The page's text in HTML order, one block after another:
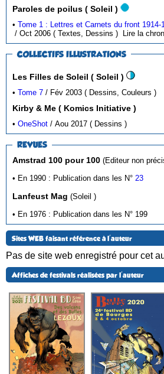
Paroles de poilus ( Soleil )
•Tome 1 : Lettres et Carnets du front 1914-
/ Oct 2006 ( Textes, Dessins ) Lire la
COLLECTIFS ILLUSTRATIONS
Les Filles de Soleil ( Soleil )
•Tome 7 / Fév 2003 ( Dessins, Couleurs )
Kirby & Me ( Komics Initiative )
•OneShot / Aou 2017 ( Dessins )
REVUES
Amstrad 100 pour 100
• En 1990 : Publication dans les N°23
Lanfeust Mag
(Soleil )
• En 1976 : Publication dans les N° 199
Sites WEB faisant référence à l'auteur
Pas de site web enregistré pour cet
Affiches de festivals réalisées par l'auteur